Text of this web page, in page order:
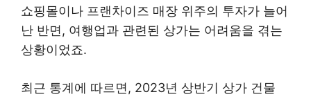
쇼핑몰이나 프랜차이즈 매장 위주의 투자가 늘어
난 반면, 여행업과 관련된 상가는 어려움을 겪는
상황이었죠.
최근 통계에 따르면, 2023년 상반기 상가 건물